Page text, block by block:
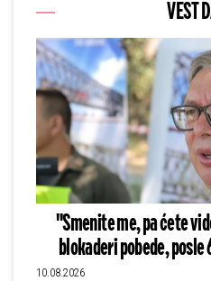
VEST
"Smenite me, pa ćete
blokaderi pobede, posle
10.08.2026